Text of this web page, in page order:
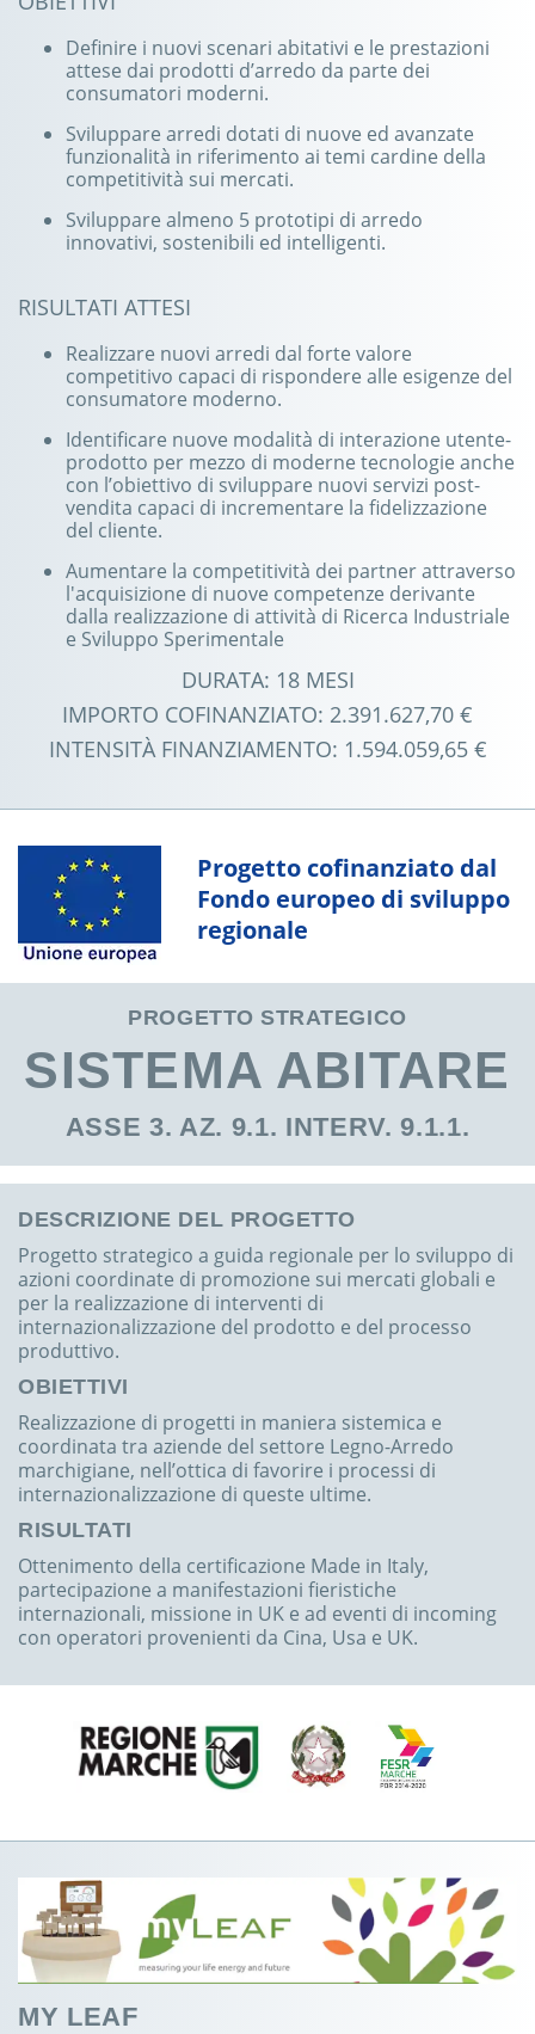
Definire i nuovi scenari abitativi e le prestazioni
attese dai prodotti d’arredo da parte dei
consumatori moderni.
Sviluppare arredi dotati di nuove ed avanzate
funzionalità in riferimento ai temi cardine della
competitività sui mercati.
Sviluppare almeno 5 prototipi di arredo
innovativi, sostenibili ed intelligenti.
RISULTATI ATTESI
Realizzare nuovi arredi dal forte valore
competitivo capaci di rispondere alle esigenze del
consumatore moderno.
Identificare nuove modalità di interazione utente-
prodotto per mezzo di moderne tecnologie anche
con l’obiettivo di sviluppare nuovi servizi post-
vendita capaci di incrementare la fidelizzazione
del cliente.
Aumentare la competitività dei partner attraverso
l'acquisizione di nuove competenze derivante
dalla realizzazione di attività di Ricerca Industriale
e Sviluppo Sperimentale
DURATA: 18 MESI
IMPORTO COFINANZIATO: 2.391.627,70 €
INTENSITÀ FINANZIAMENTO: 1.594.059,65 €
Progetto cofinanziato dal
Fondo europeo di sviluppo
regionale
PROGETTO STRATEGICO
SISTEMA ABITARE
ASSE 3. AZ. 9.1. INTERV. 9.1.1.
DESCRIZIONE DEL PROGETTO
Progetto strategico a guida regionale per lo sviluppo di
azioni coordinate di promozione sui mercati globali e
per la realizzazione di interventi di
internazionalizzazione del prodotto e del processo
produttivo.
OBIETTIVI
Realizzazione di progetti in maniera sistemica e
coordinata tra aziende del settore Legno-Arredo
marchigiane, nell’ottica di favorire i processi di
internazionalizzazione di queste ultime.
RISULTATI
Ottenimento della certificazione Made in Italy,
partecipazione a manifestazioni fieristiche
internazionali, missione in UK e ad eventi di incoming
con operatori provenienti da Cina, Usa e UK.
MY LEAF